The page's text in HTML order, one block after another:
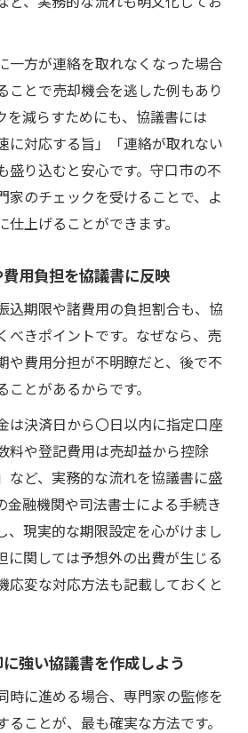
一方が連絡を取れなくなった場合
ことで売却機会を逃した例もあり
を減らすためにも、協議書には
に対応する旨」「連絡が取れない
盛り込むと安心です。守口市の不
家のチェックを受けることで、よ
上げることができます。
用負担を協議書に反映
込期限や諸費用の負担割合も、協
べきポイントです。なぜなら、売
や費用分担が不明瞭だと、後で不
とがあるからです。
は決済日から〇日以内に指定口座
料や登記費用は売却益から控除
など、実務的な流れを協議書に盛
金融機関や司法書士による手続き
、現実的な期限設定を心がけまし
に関しては予想外の出費が生じる
応変な対応方法も記載しておくと
強い協議書を作成しよう
時に進める場合、専門家の監修を
ことが、最も確実な方法です。